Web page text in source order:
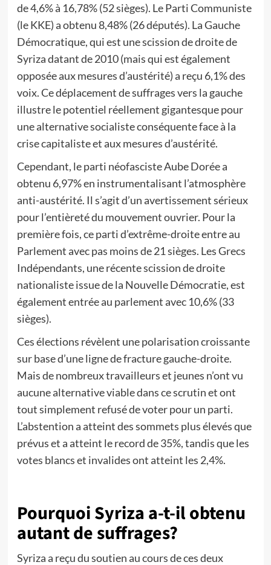
de 4,6% à 16,78% (52 sièges). Le Parti Communiste
(le KKE) a obtenu 8,48% (26 députés). La Gauche
Démocratique, qui est une scission de droite de
Syriza datant de 2010 (mais qui est également
opposée aux mesures d’austérité) a reçu 6,1% des
voix. Ce déplacement de suffrages vers la gauche
illustre le potentiel réellement gigantesque pour
une alternative socialiste conséquente face à la
crise capitaliste et aux mesures d’austérité.
Cependant, le parti néofasciste Aube Dorée a
obtenu 6,97% en instrumentalisant l’atmosphère
anti-austérité. Il s’agit d’un avertissement sérieux
pour l’entièreté du mouvement ouvrier. Pour la
première fois, ce parti d’extrême-droite entre au
Parlement avec pas moins de 21 sièges. Les Grecs
Indépendants, une récente scission de droite
nationaliste issue de la Nouvelle Démocratie, est
également entrée au parlement avec 10,6% (33
sièges).
Ces élections révèlent une polarisation croissante
sur base d’une ligne de fracture gauche-droite.
Mais de nombreux travailleurs et jeunes n’ont vu
aucune alternative viable dans ce scrutin et ont
tout simplement refusé de voter pour un parti.
L’abstention a atteint des sommets plus élevés que
prévus et a atteint le record de 35%, tandis que les
votes blancs et invalides ont atteint les 2,4%.
Pourquoi Syriza a-t-il obtenu
autant de suffrages?
Syriza a reçu du soutien au cours de ces deux